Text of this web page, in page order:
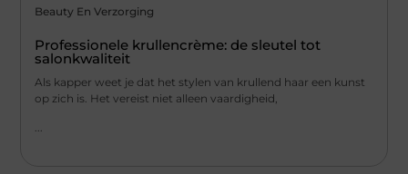
Beauty En Verzorging
Professionele krullencrème: de sleutel tot
salonkwaliteit
Als kapper weet je dat het stylen van krullend haar een kunst
op zich is. Het vereist niet alleen vaardigheid,
...